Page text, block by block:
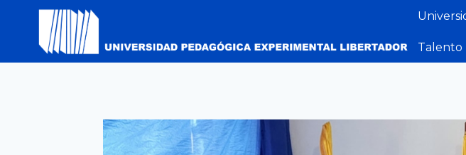
Talento